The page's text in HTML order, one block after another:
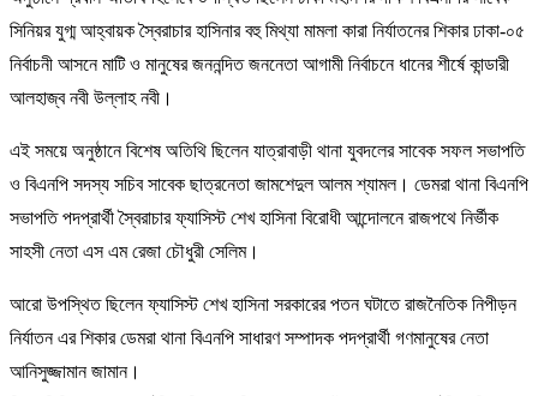
সিনিয়র যুগ্ম আহ্বায়ক স্বৈরাচার হাসিনার বহু মিথ্যা মামলা কারা নির্যাতনের শিকার ঢাকা-০৫
নির্বাচনী আসনে মাটি ও মানুষের জননন্দিত জননেতা আগামী নির্বাচনে ধানের শীর্ষে কান্ডারী
আলহাজ্ব নবী উল্লাহ নবী।
এই সময়ে অনুষ্ঠানে বিশেষ অতিথি ছিলেন যাত্রাবাড়ী থানা যুবদলের সাবেক সফল সভাপতি
ও বিএনপি সদস্য সচিব সাবেক ছাত্রনেতা জামশেদুল আলম শ্যামল। ডেমরা থানা বিএনপি
সভাপতি পদপ্রার্থী স্বৈরাচার ফ্যাসিস্ট শেখ হাসিনা বিরোধী আন্দোলনে রাজপথে নির্ভীক
সাহসী নেতা এস এম রেজা চৌধুরী সেলিম।
আরো উপস্থিত ছিলেন ফ্যাসিস্ট শেখ হাসিনা সরকারের পতন ঘটাতে রাজনৈতিক নিপীড়ন
নির্যাতন এর শিকার ডেমরা থানা বিএনপি সাধারণ সম্পাদক পদপ্রার্থী গণমানুষের নেতা
আনিসুজ্জামান জামান।